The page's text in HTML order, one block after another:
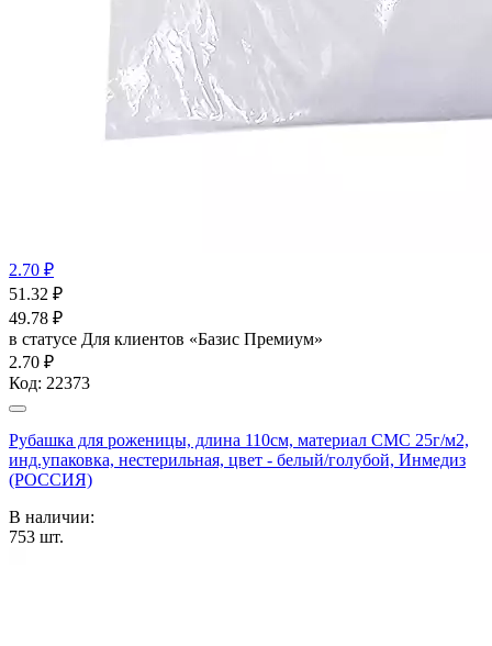
2.70 ₽
51.32 ₽
49.78 ₽
в статусе Для клиентов «Базис Премиум»
2.70 ₽
Код: 22373
Рубашка для роженицы, длина 110см, материал СМС 25г/м2,
инд.упаковка, нестерильная, цвет - белый/голубой, Инмедиз
(РОССИЯ)
В наличии:
753 шт.